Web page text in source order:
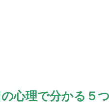
の心理で分かる５